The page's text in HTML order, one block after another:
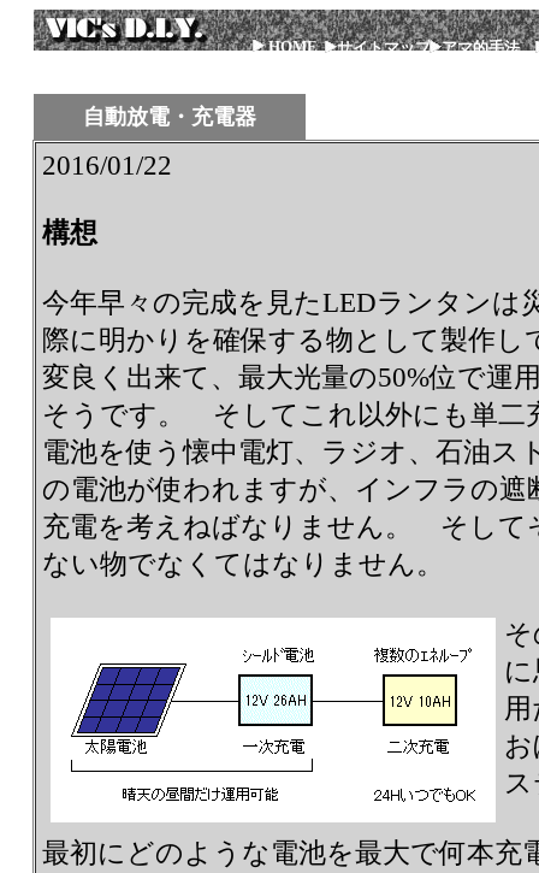
HOME サイトマップ アマ的手法
自動放電・充電器
2016/01/22
構想
今年早々の完成を見たLEDランタンは
際に明かりを確保する物として製作
変良く出来て、最大光量の50%位で運
そうです。 そしてこれ以外にも単二
電池を使う懐中電灯、ラジオ、石油ス
の電池が使われますが、インフラの
充電を考えねばなりません。 そして
ない物でなくてはなりません。
最初にどのような電池を最大で何本充